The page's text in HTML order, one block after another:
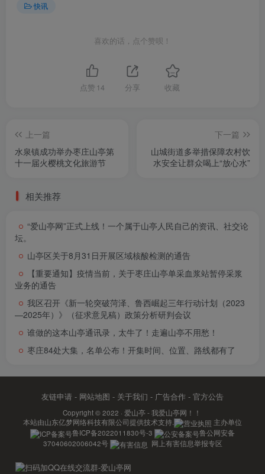
快讯
喜欢的话，点个赞呗！
点赞 14 分享 收藏
上一篇
水泉镇成功举办枣庄山亭第
十一届火樱桃文化旅游节
下一篇
山城街道多举措保障农村饮
水安全让群众喝上“放心水”
相关推荐
“爱山亭网”正式上线！一个属于山亭人民自己的资讯、社交论
坛。
山亭区关于8月31日开展区域核酸检测的通告
【重要通知】疫情当前，关于枣庄山亭单采血浆站暂停采浆
业务的通告
我区召开《新一轮突破菏泽、鲁西崛起三年行动计划（2023
—2025年）》（征求意见稿）政策分析研判会议
谁做的这本山亭通讯录，太牛了！走遍山亭不用愁！
枣庄84处大集，名单公布！开集时间、位置、路线都有了
友链申请 - 网站地图 - 关于我们 - 广告合作 - 官方公告
Copyright © 2022 · 爱山亭 - 我爱山亭网！！
本站由山东亿梦网络科技有限公司提供技术支持.
主办单位
鲁ICP备2022011830号-3
鲁公网安备
37040602006042号
网上有害信息举报专区